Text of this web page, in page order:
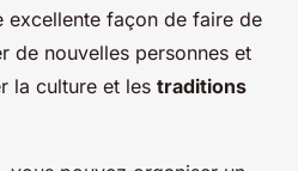
excellente façon de faire de
de nouvelles personnes et
la culture et les traditions